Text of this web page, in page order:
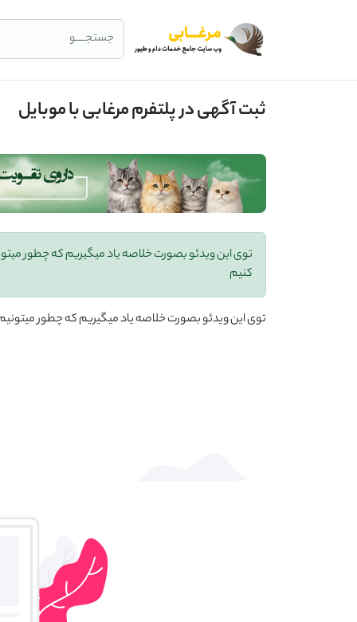
جستجــــو
ثبت آگهی در پلتفرم مرغابی با موبایل
توی این ویدئو بصورت خلاصه یاد میگیریم که چطور
کنیم
توی این ویدئو بصورت خلاصه یاد میگیریم که چطور